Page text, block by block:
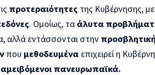
προτεραιότητες της Κυβέρνησης,
. Ομοίως, ταάλυτα
αλλά εντάσσονται στην
που μεθοδευμένα επιχειρεί η
πανευρωπαϊκά.